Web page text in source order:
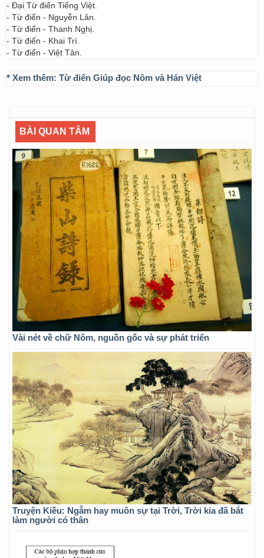
- Đại Từ điển Tiếng Việt.
- Từ điển - Nguyễn Lân.
- Từ điển - Thanh Nghị.
- Từ điển - Khai Trí.
- Từ điển - Việt Tân.
* Xem thêm: Từ điển Giúp đọc Nôm và Hán Việt
BÀI QUAN TÂM
Vài nét về chữ Nôm, nguồn gốc và sự phát triển
Truyện Kiều: Ngẫm hay muôn sự tại Trời, Trời kia đã bắt
làm người có thân